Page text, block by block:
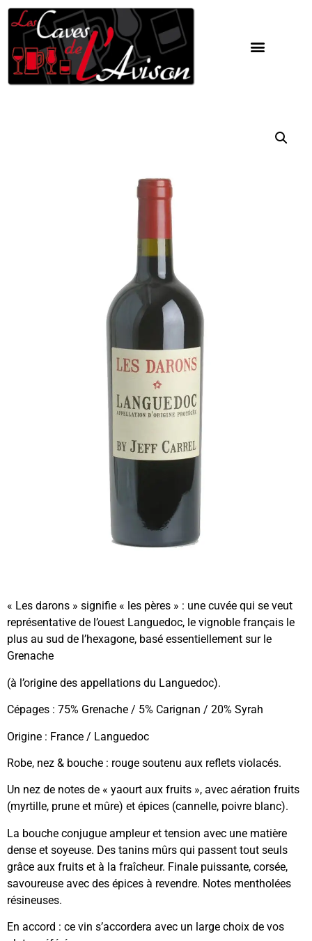
« Les darons » signifie « les pères » : une cuvée qui se veut
représentative de l’ouest Languedoc, le vignoble français le
plus au sud de l’hexagone, basé essentiellement sur le
Grenache
(à l’origine des appellations du Languedoc).
Cépages : 75% Grenache / 5% Carignan / 20% Syrah
Origine : France / Languedoc
Robe, nez & bouche : rouge soutenu aux reflets violacés.
Un nez de notes de « yaourt aux fruits », avec aération fruits
(myrtille, prune et mûre) et épices (cannelle, poivre blanc).
La bouche conjugue ampleur et tension avec une matière
dense et soyeuse. Des tanins mûrs qui passent tout seuls
grâce aux fruits et à la fraîcheur. Finale puissante, corsée,
savoureuse avec des épices à revendre. Notes mentholées
résineuses.
En accord : ce vin s’accordera avec un large choix de vos